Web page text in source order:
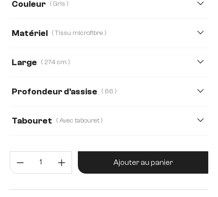
Couleur ( Gris )
Matériel ( Tissu microfibre )
Large ( 274 cm )
Profondeur d'assise ( 66 )
Tabouret ( Avec tabouret )
Quantité de produit : Entrez la
Ajouter au panier